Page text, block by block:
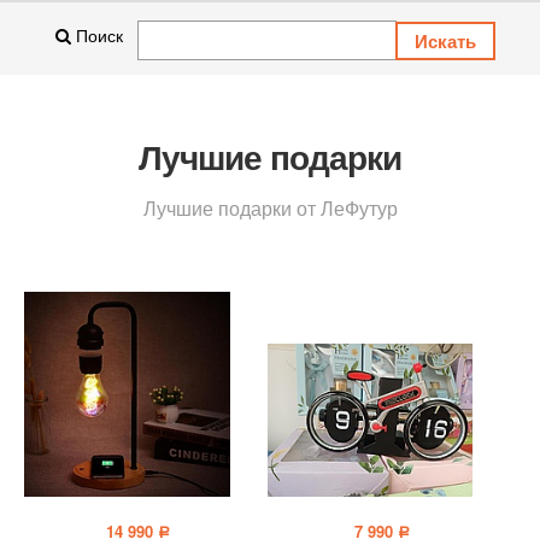
Поиск
Лучшие подарки
Лучшие подарки от ЛеФутур
14 990 a 7 990 a